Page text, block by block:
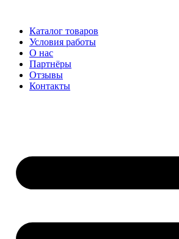
содержимому
Каталог товаров
Условия работы
О нас
Партнёры
Отзывы
Контакты